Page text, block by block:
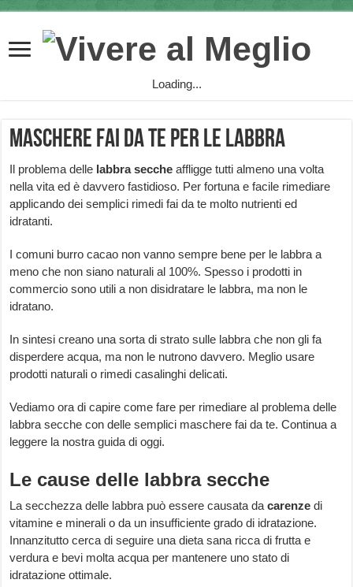
Loading...
Maschere fai da te per le labbra
Il problema delle labbra secche affligge tutti almeno una volta
nella vita ed è davvero fastidioso. Per fortuna e facile rimediare
applicando dei semplici rimedi fai da te molto nutrienti ed
idratanti.
I comuni burro cacao non vanno sempre bene per le labbra a
meno che non siano naturali al 100%. Spesso i prodotti in
commercio sono utili a non disidratare le labbra, ma non le
idratano.
In sintesi creano una sorta di strato sulle labbra che non gli fa
disperdere acqua, ma non le nutrono davvero. Meglio usare
prodotti naturali o rimedi casalinghi delicati.
Vediamo ora di capire come fare per rimediare al problema delle
labbra secche con delle semplici maschere fai da te. Continua a
leggere la nostra guida di oggi.
Le cause delle labbra secche
La secchezza delle labbra può essere causata dacarenze di
vitamine e minerali o da un insufficiente grado di idratazione.
Innanzitutto cerca di seguire una dieta sana ricca di frutta e
verdura e bevi molta acqua per mantenere uno stato di
idratazione ottimale.